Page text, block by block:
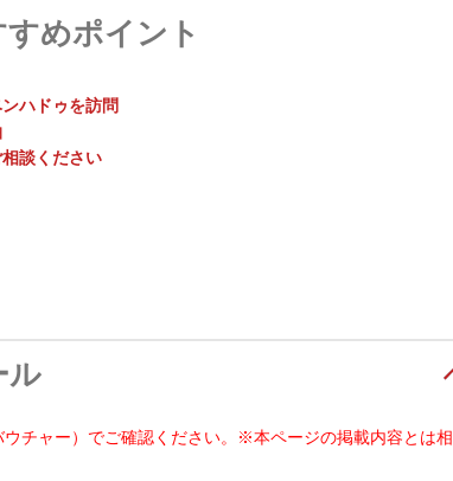
めポイント
ハドゥを訪問
談ください
ル
チャー）でご確認ください。※本ページの掲載内容とは相